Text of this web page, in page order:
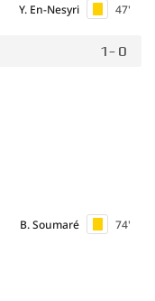
47'
Y. En-Nesyri
1 - 0
74'
B. Soumaré